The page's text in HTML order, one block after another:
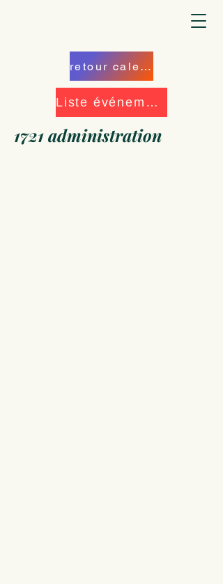
retour calendrier
Liste événements
1721 administration